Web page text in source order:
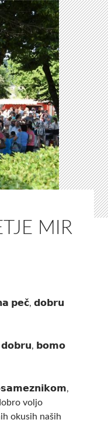
MIR
𝗽𝗲𝗰̌, 𝗱𝗼𝗯𝗿𝘂
𝗱𝗼𝗯𝗿𝘂, 𝗯𝗼𝗺𝗼
voljo
okusih naših